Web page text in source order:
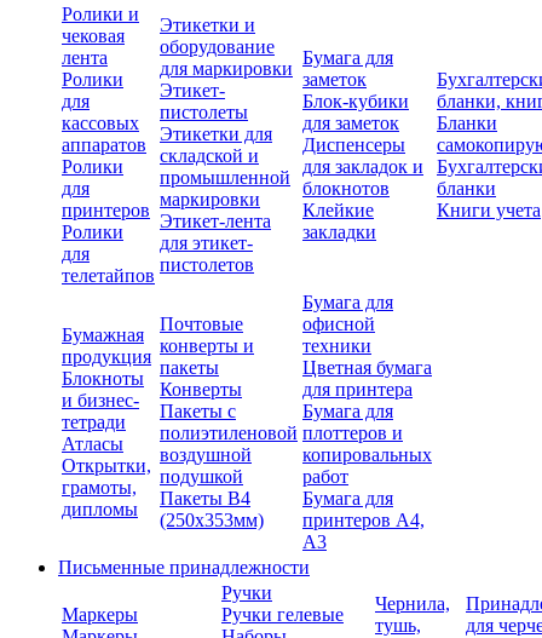
Ролики и
чековая
лента
Ролики
для
кассовых
аппаратов
Ролики
для
принтеров
Ролики
для
телетайпов
Этикетки и
оборудование
для маркировки
Этикет-
пистолеты
Этикетки для
складской и
промышленной
маркировки
Этикет-лента
для этикет-
пистолетов
Бумага для
заметок
Блок-кубики
для заметок
Диспенсеры
для закладок и
блокнотов
Клейкие
закладки
бланки,
Бланки
бланки
Книги учета
Бумажная
продукция
Блокноты
и бизнес-
тетради
Атласы
Открытки,
грамоты,
дипломы
Почтовые
конверты и
пакеты
Конверты
Пакеты с
полиэтиленовой
воздушной
подушкой
Пакеты В4
(250х353мм)
Бумага для
офисной
техники
Цветная бумага
для принтера
Бумага для
плоттеров и
копировальных
работ
Бумага для
принтеров А4,
А3
Письменные принадлежности
Маркеры
Ручки
Ручки гелевые
Чернила,
тушь,
для